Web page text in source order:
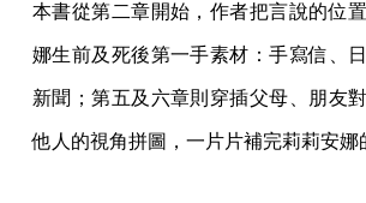
本書從第二章開始，作者把言說的位
娜生前及死後第一手素材：手寫信、
新聞；第五及六章則穿插父母、朋友
他人的視角拼圖，一片片補完莉莉安娜